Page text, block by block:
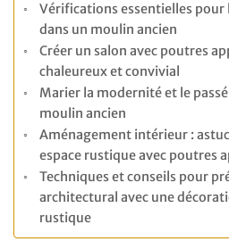
Vérifications essentielles pour
dans un moulin ancien
Créer un salon avec poutres
chaleureux et convivial
Marier la modernité et le passé
moulin ancien
Aménagement intérieur :
espace rustique avec poutres
Techniques et conseils pour
architectural avec une
rustique